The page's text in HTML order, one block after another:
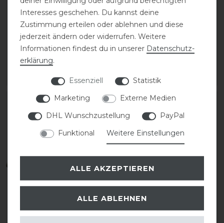
HKM Atlanta Gummi
Hufglocken
10,95 € *
Paar
ARTIKEL MERKEN
HKM Softopren
Hufglocke FInja
19,95 € *
ARTIKEL MERKEN
Bestseller
Hufglocken
Hufglocken
Interesses geschehen. Du kannst deine
Zustimmung erteilen oder ablehnen und diese
jederzeit ändern oder widerrufen. Weitere
Informationen findest du in unserer Daten­schutz­
erklärung.
Essenziell
Statistik
Marketing
Externe Medien
DHL Wunschzustellung
PayPal
Funktional
Weitere Einstellungen
ALLE AKZEPTIEREN
ALLE ABLEHNEN